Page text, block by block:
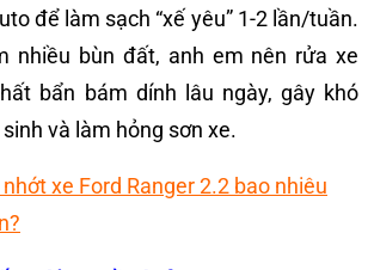
để làm sạch “xế yêu” 1-2 lần/tuần.
nhiều bùn đất, anh em nên rửa xe
bẩn bám dính lâu ngày, gây khó
và làm hỏng sơn xe.
xe Ford Ranger 2.2 bao nhiêu